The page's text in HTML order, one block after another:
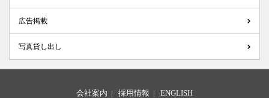
広告掲載
写真貸し出し
会社案内 | 採用情報 | ENGLISH